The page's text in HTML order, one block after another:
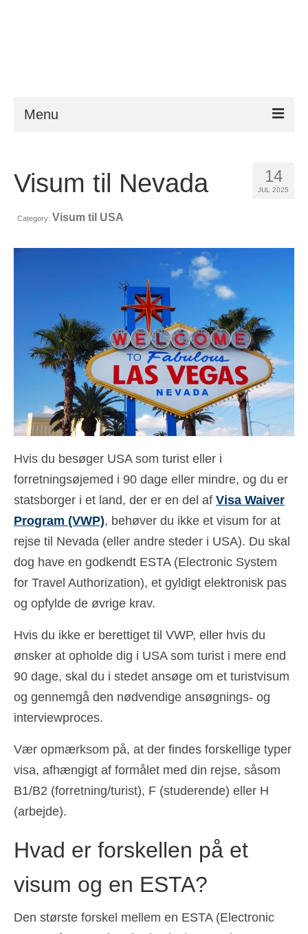
Menu
Krav
Kontakt
Ansøgning
Dansk
Hrvatski(Croatian)
Čeština(Czech)
Nederlands( Dutch )
Eesti(Estonian)
Suomi (Finnish )
Français French
Deutsch(German
Ελληνικά(Greek )
עברית(Hebrew)
Magyar Hungarian)
Italiano
日本語( Japanese)
한국어(Korean)
Português (Portuguese, Portugal )
Slovenčina ( Slovak)
Slovenščina(Slovenian)
14
JUL 2025
Visum til Nevada
Category: Visum til USA
Hvis du besøger USA som turist eller i
forretningsøjemed i 90 dage eller mindre, og du er
statsborger i et land, der er en del af Visa Waiver
Program (VWP), behøver du ikke et visum for at
rejse til Nevada (eller andre steder i USA). Du skal
dog have en godkendt ESTA (Electronic System
for Travel Authorization), et gyldigt elektronisk pas
og opfylde de øvrige krav.
Hvis du ikke er berettiget til VWP, eller hvis du
ønsker at opholde dig i USA som turist i mere end
90 dage, skal du i stedet ansøge om et turistvisum
og gennemgå den nødvendige ansøgnings- og
interviewproces.
Vær opmærksom på, at der findes forskellige typer
visa, afhængigt af formålet med din rejse, såsom
B1/B2 (forretning/turist), F (studerende) eller H
(arbejde).
Hvad er forskellen på et
visum og en ESTA?
Den største forskel mellem en ESTA (Electronic